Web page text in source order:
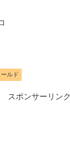
ルド
スポンサーリンク